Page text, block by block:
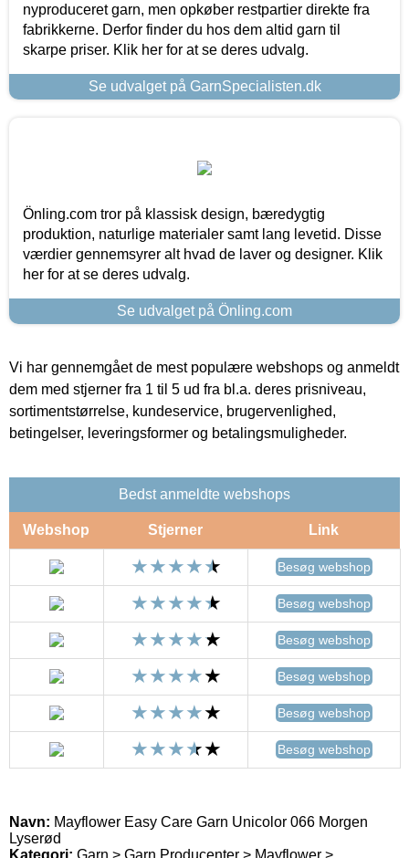
nyproduceret garn, men opkøber restpartier direkte fra
fabrikkerne. Derfor finder du hos dem altid garn til
skarpe priser. Klik her for at se deres udvalg.
Se udvalget på GarnSpecialisten.dk
Önling.com tror på klassisk design, bæredygtig
produktion, naturlige materialer samt lang levetid. Disse
værdier gennemsyrer alt hvad de laver og designer. Klik
her for at se deres udvalg.
Se udvalget på Önling.com
Vi har gennemgået de mest populære webshops og anmeldt
dem med stjerner fra 1 til 5 ud fra bl.a. deres prisniveau,
sortimentstørrelse, kundeservice, brugervenlighed,
betingelser, leveringsformer og betalingsmuligheder.
Bedst anmeldte webshops
Webshop Stjerner Link
Besøg webshop
Besøg webshop
Besøg webshop
Besøg webshop
Besøg webshop
Besøg webshop
Navn: Mayflower Easy Care Garn Unicolor 066 Morgen
Lyserød
Kategori: Garn > Garn Producenter > Mayflower >